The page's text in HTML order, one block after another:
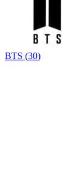
BTS (30)